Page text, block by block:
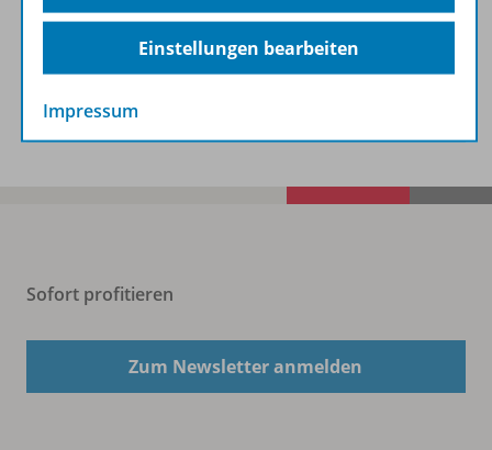
Zugehörige Produkte
Benachrichtigungs-Service
Sofort profitieren
Zum Newsletter anmelden
Einstellungen bearbeiten
Impressum